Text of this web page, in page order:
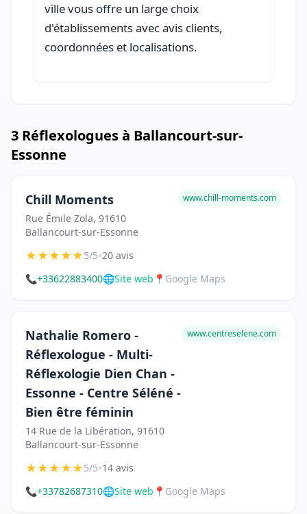
ville vous offre un large choix
d'établissements avec avis clients,
coordonnées et localisations.
3 Réflexologues à Ballancourt-sur-
Essonne
Chill Moments
Rue Émile Zola, 91610
Ballancourt-sur-Essonne
www.chill-moments.com
★★★★★5/5•20 avis
📞+33622883400🌐Site web 📍 Google Maps
Nathalie Romero -
Réflexologue - Multi-
Réflexologie Dien Chan -
Essonne - Centre Séléné -
Bien être féminin
14 Rue de la Libération, 91610
Ballancourt-sur-Essonne
www.centreselene.com
★★★★★5/5•14 avis
📞+33782687310🌐Site web 📍 Google Maps